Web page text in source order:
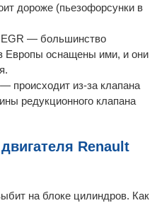
дороже (пьезофорсунки в
— большинство
Европы оснащены ими, и они
происходит из-за клапана
редукционного клапана
Renault
на блоке цилиндров. Как